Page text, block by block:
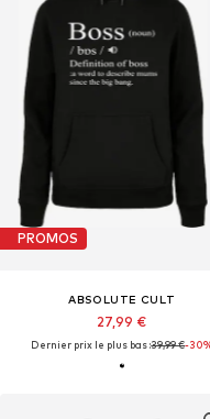
PROMOS
ABSOLUTE CULT
27,99 €
Dernier prix le plus bas :39,99 €-